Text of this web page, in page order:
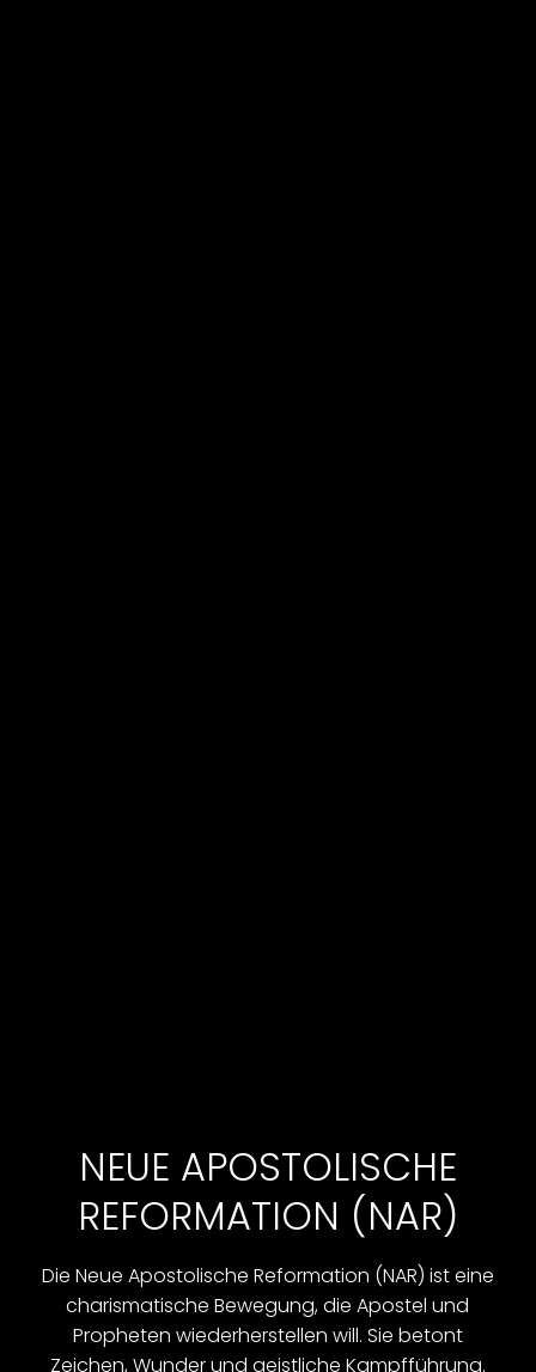
NEUE APOSTOLISCHE
REFORMATION (NAR)
Die Neue Apostolische Reformation (NAR) ist eine
charismatische Bewegung, die Apostel und
Propheten wiederherstellen will. Sie betont
Zeichen, Wunder und geistliche Kampfführung.